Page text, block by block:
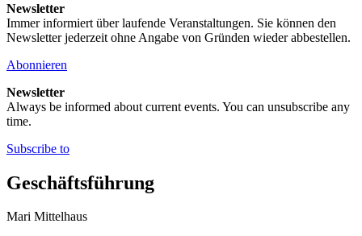
Newsletter
Immer informiert über laufende Veranstaltungen. Sie können den
Newsletter jederzeit ohne Angabe von Gründen wieder abbestellen.
Abonnieren
Newsletter
Always be informed about current events. You can unsubscribe any
time.
Subscribe to
Geschäftsführung
Mari Mittelhaus